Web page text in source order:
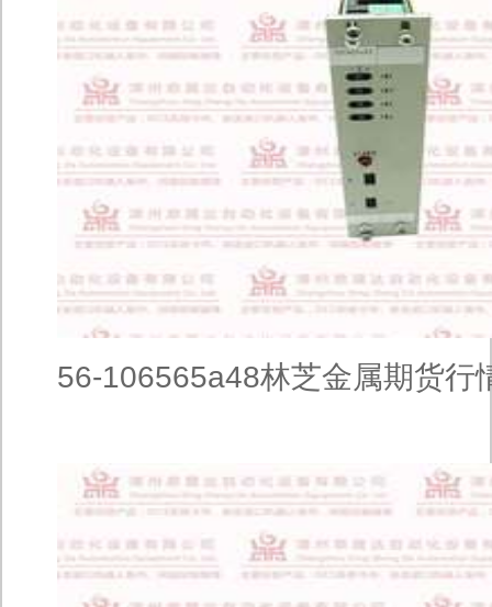
56-106565a48林芝金属期货行